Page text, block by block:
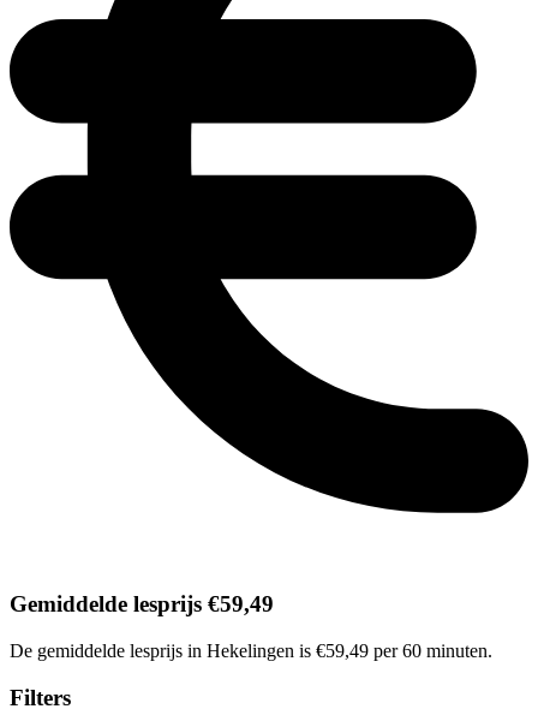
Gemiddelde lesprijs €59,49
De gemiddelde lesprijs in Hekelingen is €59,49 per 60 minuten.
Filters